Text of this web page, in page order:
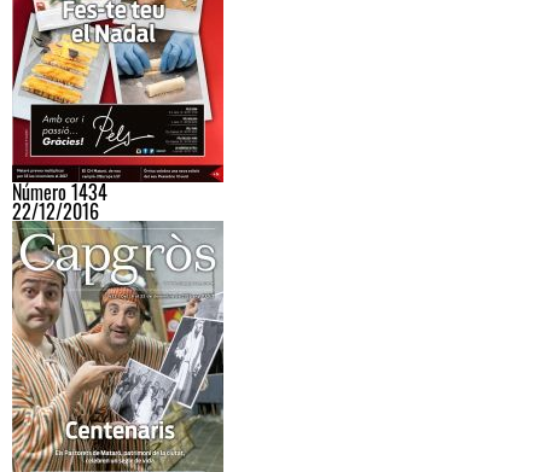
Número 1434
22/12/2016